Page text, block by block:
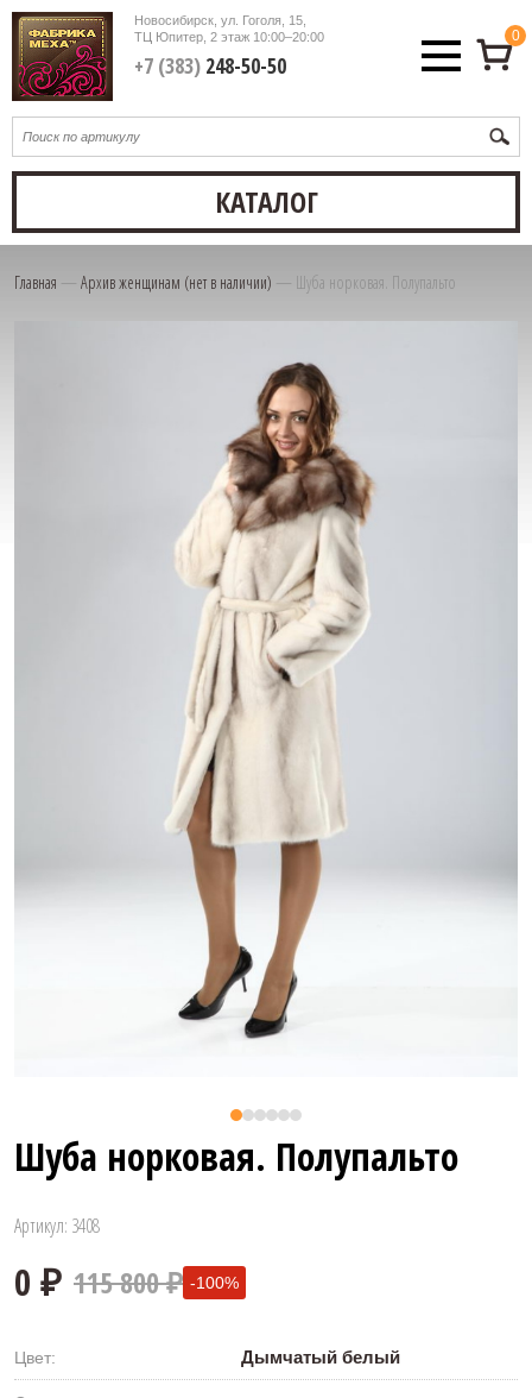
Новосибирск, ул. Гоголя, 15,
ТЦ Юпитер, 2 этаж10:00–20:00
+7 (383)248-50-50
0
КАТАЛОГ
Главная — Архив женщинам (нет в наличии) — Шуба норковая. Полупальто
Шуба норковая. Полупальто
Артикул: 3408
115 800 ₽ -100%
Цвет: Дымчатый белый